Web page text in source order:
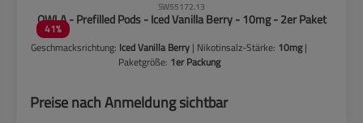
41%
SW55172.13
OWLA - Prefilled Pods - Iced Vanilla Berry - 10mg - 2er Paket
Geschmacksrichtung: Iced Vanilla Berry | Nikotinsalz-Stärke: 10mg|
Paketgröße: 1er Packung
Preise nach Anmeldung sichtbar